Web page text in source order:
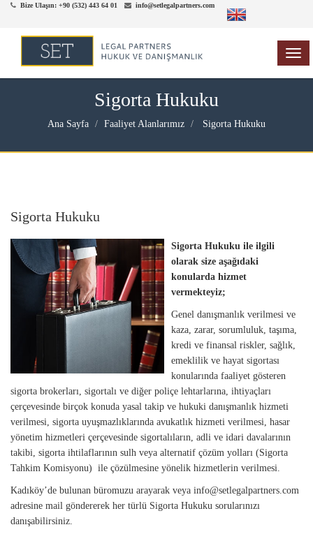
info@setlegalpartners.com
Bize Ulaşın: +90 (532) 443 64 01
Sigorta Hukuku
Ana Sayfa Faaliyet Alanlarımız Sigorta Hukuku
Sigorta Hukuku
Sigorta Hukuku ile ilgili
olarak size aşağıdaki
konularda hizmet
vermekteyiz;
Genel danışmanlık verilmesi ve
kaza, zarar, sorumluluk, taşıma,
kredi ve finansal riskler, sağlık,
emeklilik ve hayat sigortası
konularında faaliyet gösteren
sigorta brokerları, sigortalı ve diğer poliçe lehtarlarına, ihtiyaçları
çerçevesinde birçok konuda yasal takip ve hukuki danışmanlık hizmeti
verilmesi, sigorta uyuşmazlıklarında avukatlık hizmeti verilmesi, hasar
yönetim hizmetleri çerçevesinde sigortalıların, adli ve idari davalarının
takibi, sigorta ihtilaflarının sulh veya alternatif çözüm yolları (Sigorta
Tahkim Komisyonu) ile çözülmesine yönelik hizmetlerin verilmesi.
Kadıköy’de bulunan büromuzu arayarak veya info@setlegalpartners.com
adresine mail göndererek her türlü Sigorta Hukuku sorularınızı
danışabilirsiniz.